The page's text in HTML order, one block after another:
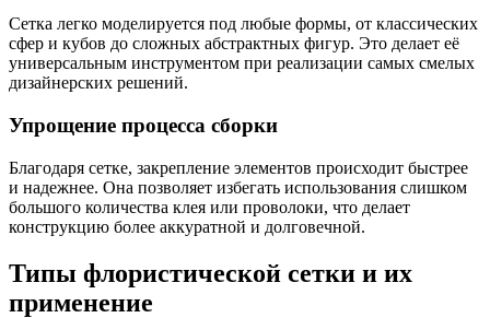
Сетка легко моделируется под любые формы, от классических
сфер и кубов до сложных абстрактных фигур. Это делает её
универсальным инструментом при реализации самых смелых
дизайнерских решений.
Упрощение процесса сборки
Благодаря сетке, закрепление элементов происходит быстрее
и надежнее. Она позволяет избегать использования слишком
большого количества клея или проволоки, что делает
конструкцию более аккуратной и долговечной.
Типы флористической сетки и их
применение